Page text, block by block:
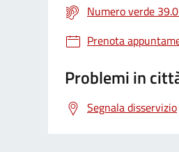
Numero verde
Prenota
Problemi in
Segnala disservizio